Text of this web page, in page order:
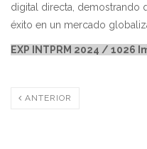
digital directa, demostrando
éxito en un mercado
EXP INTPRM 2024 / 1026
ANTERIOR